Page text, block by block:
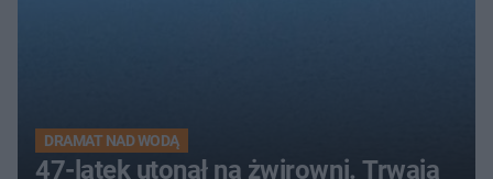
DRAMAT NAD WODĄ
47-latek utonął na żwirowni. Trwają